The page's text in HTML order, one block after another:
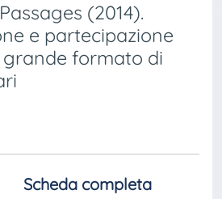
(2014).
e partecipazione
grande formato di
Scheda completa